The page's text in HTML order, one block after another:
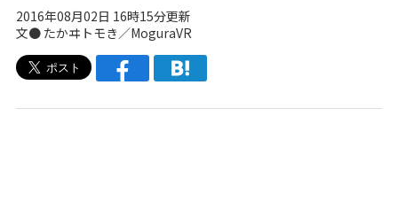
2016年08月02日 16時15分更新
文● たかヰトモき／MoguraVR